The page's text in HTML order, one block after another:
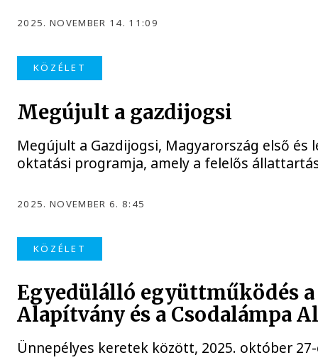
2025. NOVEMBER 14. 11:09
KÖZÉLET
Megújult a gazdijogsi
Megújult a Gazdijogsi, Magyarország első
oktatási programja, amely a felelős
2025. NOVEMBER 6. 8:45
KÖZÉLET
Egyedülálló együttműködés
Alapítvány és a Csodalámpa
Ünnepélyes keretek között, 2025. október